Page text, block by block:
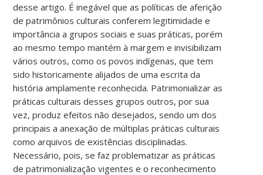
desse artigo. É inegável que as políticas de aferição
de patrimônios culturais conferem legitimidade e
importância a grupos sociais e suas práticas, porém
ao mesmo tempo mantém à margem e invisibilizam
vários outros, como os povos indígenas, que tem
sido historicamente alijados de uma escrita da
história amplamente reconhecida. Patrimonializar as
práticas culturais desses grupos outros, por sua
vez, produz efeitos não desejados, sendo um dos
principais a anexação de múltiplas práticas culturais
como arquivos de existências disciplinadas.
Necessário, pois, se faz problematizar as práticas
de patrimonialização vigentes e o reconhecimento